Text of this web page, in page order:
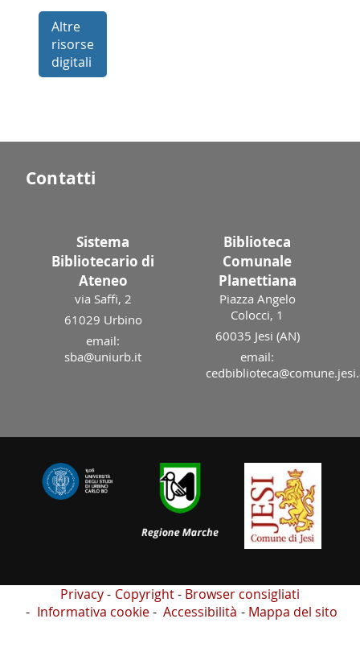
Altre
risorse
digitali
Contatti
Sistema
Bibliotecario di
Ateneo
via Saffi, 2
61029 Urbino
email:
sba@uniurb.it
Biblioteca
Comunale
Planettiana
Piazza Angelo
Colocci, 1
60035 Jesi (AN)
email:
Privacy Copyright
Browser consigliati
Informativa cookie
Accessibilità Mappa del sito